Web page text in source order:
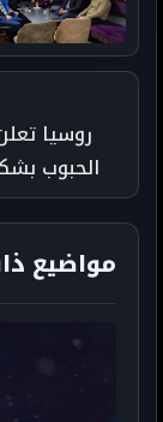
روسيا
مواضيع